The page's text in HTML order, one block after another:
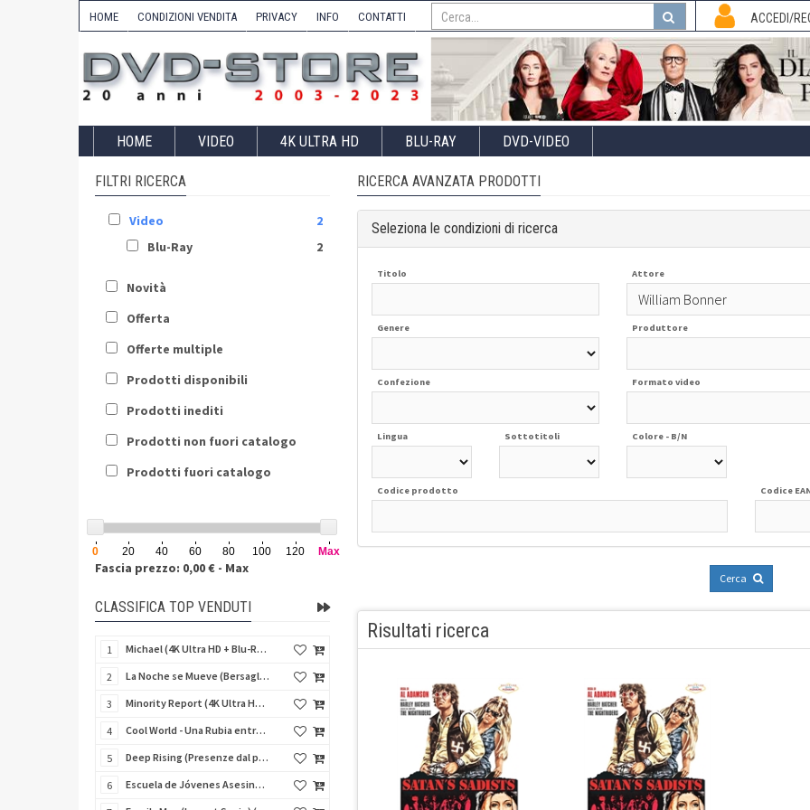
HOME CONDIZIONI VENDITA PRIVACY INFO CONTATTI ACCEDI/
HOME VIDEO 4K ULTRA HD BLU-RAY DVD-VIDEO
RICERCA AVANZATA PRODOTTI
Seleziona le condizioni di ricerca
Titolo Attore
Genere Produttore
Confezione Formato video
Lingua Sottotitoli Colore - B/N
Codice prodotto Codice
Cerca
Risultati ricerca
FILTRI RICERCA
Video
2
Blu-Ray
2
Novità
Offerta
Offerte multiple
Prodotti disponibili
Prodotti inediti
Prodotti non fuori catalogo
Prodotti fuori catalogo
0 20 40 60 80 100 120 Max
Fascia prezzo: 0,00 € - Max
CLASSIFICA TOP VENDUTI
1 Michael (4K Ultra HD + Blu-Ray Disc - SteelBook)
2 La Noche se Mueve (Bersaglio di notte) (Import Spain) (Blu-Ray Disc)
3 Minority Report (4K Ultra HD + Blu-Ray Disc - SteelBook)
4 Cool World - Una Rubia entre Dos Mundos (Fuga dal mondo dei sogni) (Import Spain) (Blu-Ray Disc)
5 Deep Rising (Presenze dal profondo) (Import Spain) (Blu-Ray Disc)
6 Escuela de Jóvenes Asesinos (Schegge di follia) (Import Spain) (Blu-Ray Disc)